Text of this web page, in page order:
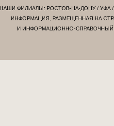
НАШИ ФИЛИАЛЫ: РОСТОВ-НА-ДОНУ/ УФА
ИНФОРМАЦИЯ, РАЗМЕЩЕННАЯ НА
И ИНФОРМАЦИОННО-СПРАВОЧНЫЙ